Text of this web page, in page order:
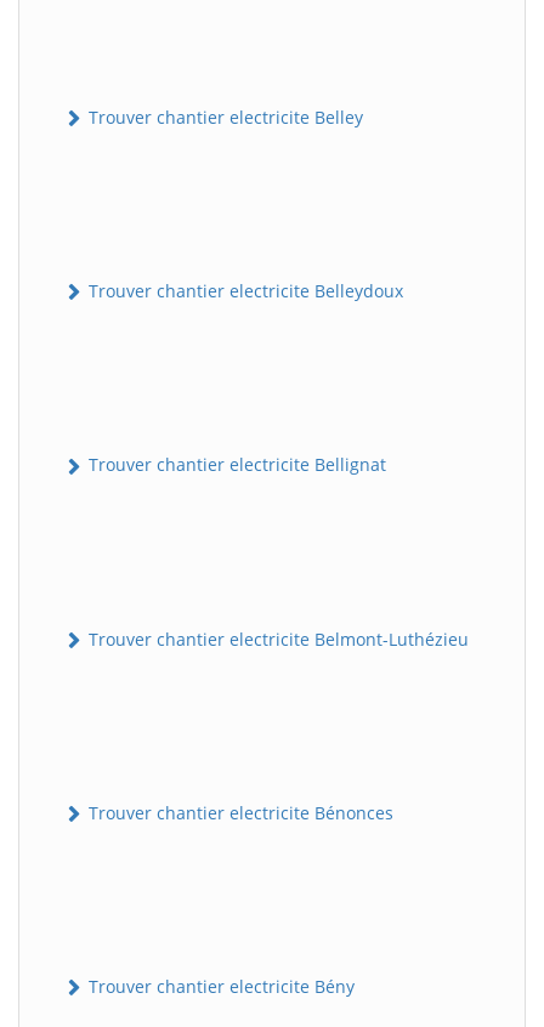
Trouver chantier electricite Belley
Trouver chantier electricite Belleydoux
Trouver chantier electricite Bellignat
Trouver chantier electricite Belmont-Luthézieu
Trouver chantier electricite Bénonces
Trouver chantier electricite Bény